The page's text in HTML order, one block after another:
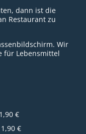
dann ist die
Restaurant zu
Wir
für Lebensmittel
€
€